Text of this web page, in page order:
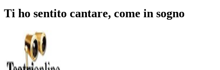
Ti ho sentito cantare, come in sogno